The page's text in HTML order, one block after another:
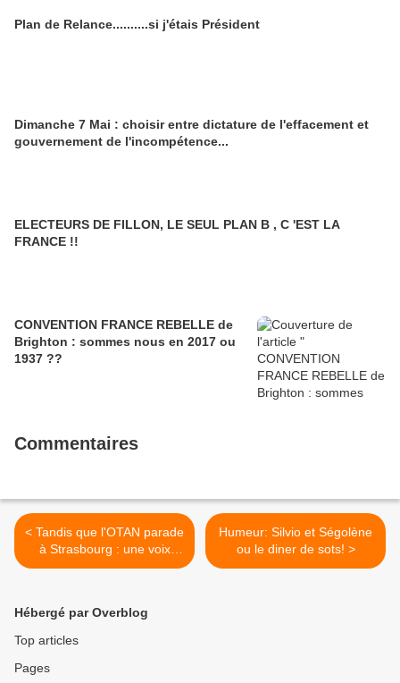
Plan de Relance..........si j'étais Président
Dimanche 7 Mai : choisir entre dictature de l'effacement et
gouvernement de l'incompétence...
ELECTEURS DE FILLON, LE SEUL PLAN B , C 'EST LA
FRANCE !!
CONVENTION FRANCE REBELLE de
Brighton : sommes nous en 2017 ou
1937 ??
Commentaires
< Tandis que l'OTAN parade
à Strasbourg : une voix
courageuse...
Humeur: Silvio et Ségolène
ou le diner de sots! >
Hébergé par Overblog
Top articles
Pages